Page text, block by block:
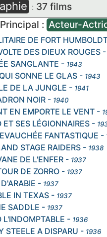
: 37 films
: Acteur-
DE FORT
DES DIEUX ROUGES -
SANGLANTE - 1943
SONNE LE GLAS - 1943
DE LA JUNGLE - 1941
NOIR - 1940
EN EMPORTE LE VENT -
ET SES LÉGIONNAIRES -
FANTASTIQUE -
STAGE RAIDERS - 1938
DE L'ENFER - 1937
DE ZORRO - 1937
- 1937
IN TEXAS - 1937
SADDLE - 1937
L'INDOMPTABLE - 1936
STEELE A DISPARU - 1936